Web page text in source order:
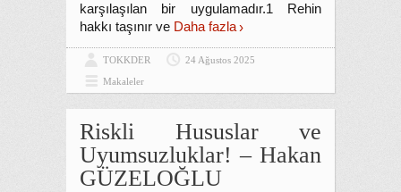
karşılaşılan bir uygulamadır.1 Rehin
hakkı taşınır ve Daha fazla
TOKKDER
24 Ağustos 2025
Makaleler
Riskli Hususlar ve
Uyumsuzluklar! – Hakan
GÜZELOĞLU